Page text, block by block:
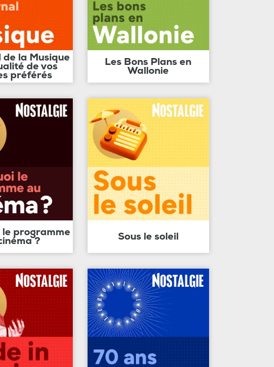
de la Musique
de vos
préférés
Les Bons Plans en
Wallonie
le programme
? Sous le soleil